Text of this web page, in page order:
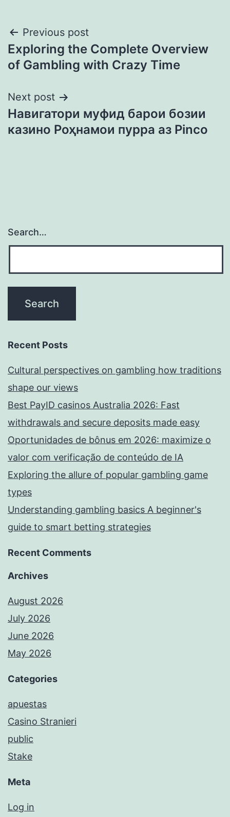
Post
navigation
Previous post
Exploring the Complete Overview
of Gambling with Crazy Time
Next post
Навигатори муфид барои бозии
казино Роҳнамои пурра аз Pinco
Search…
Recent Posts
Cultural perspectives on gambling how traditions
shape our views
Best PayID casinos Australia 2026: Fast
withdrawals and secure deposits made easy
Oportunidades de bônus em 2026: maximize o
valor com verificação de conteúdo de IA
Exploring the allure of popular gambling game
types
Understanding gambling basics A beginner's
guide to smart betting strategies
Recent Comments
Archives
August 2026
July 2026
June 2026
May 2026
Categories
apuestas
Casino Stranieri
public
Stake
Meta
Log in